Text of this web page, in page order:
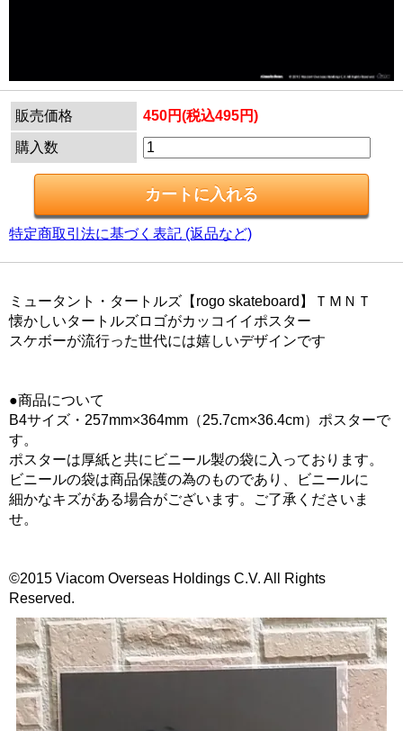
販売価格 450円(税込495円)
購入数
特定商取引法に基づく表記 (返品など)
ミュータント・タートルズ【rogo skateboard】ＴＭＮＴ
懐かしいタートルズロゴがカッコイイポスター
スケボーが流行った世代には嬉しいデザインです
●商品について
B4サイズ・257mm×364mm（25.7cm×36.4cm）ポスターで
す。
ポスターは厚紙と共にビニール製の袋に入っております。
ビニールの袋は商品保護の為のものであり、ビニールに
細かなキズがある場合がございます。ご了承くださいま
せ。
©2015 Viacom Overseas Holdings C.V. All Rights
Reserved.